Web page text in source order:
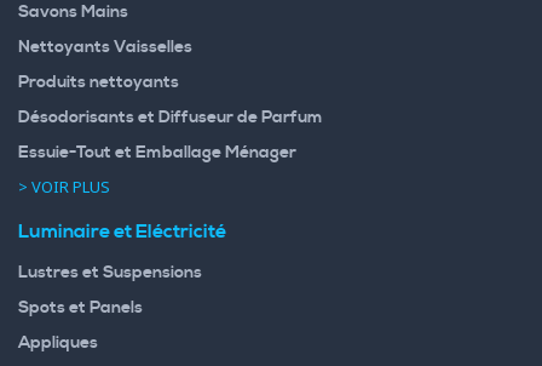
Savons Mains
Nettoyants Vaisselles
Produits nettoyants
Désodorisants et Diffuseur de Parfum
Essuie-Tout et Emballage Ménager
> VOIR PLUS
Luminaire et Eléctricité
Lustres et Suspensions
Spots et Panels
Appliques